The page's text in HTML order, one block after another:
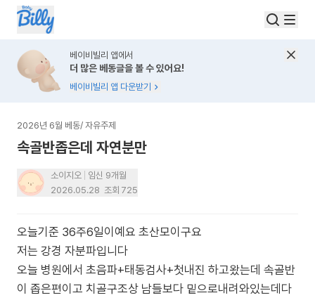
베이비빌리 앱에서
더 많은 베동글을 볼 수 있어요!
베이비빌리 앱 다운받기
2026년 6월 베동/ 자유주제
속골반좁은데 자연분만
소이지오
임신 9개월
2026.05.28 조회 725
오늘기준 36주6일이예요 초산모이구요
저는 강경 자분파입니다
오늘 병원에서 초음파+태동검사+첫내진 하고왔는데 속골반
이 좁은편이고 치골구조상 남들보다 밑으로내려와있는데다